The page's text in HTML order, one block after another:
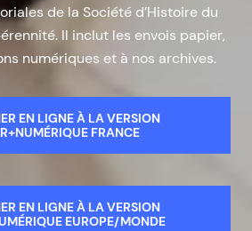
de la Société d’Histoire du
Il inclut les envois papier,
numériques et à nos archives.
EN LIGNE À LA VERSION
FRANCE
EN LIGNE À LA VERSION
EUROPE/MONDE